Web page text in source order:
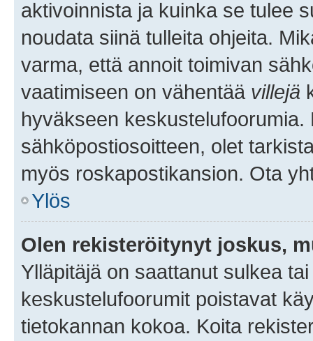
aktivoinnista ja kuinka se tulee
noudata siinä tulleita ohjeita.
varma, että annoit toimivan
vaatimiseen on vähentää villejä
hyväkseen
sähköpostiosoitteen, olet
myös roskapostikansion. Ota
Ylös
Olen rekisteröitynyt joskus,
Ylläpitäjä on saattanut sulkea
keskustelufoorumit poistavat
tietokannan kokoa. Koita